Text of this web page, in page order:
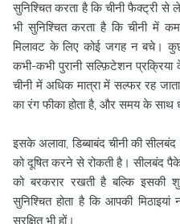
सुनिश्चित करता है कि चीनी फैक्ट्री
भी सुनिश्चित करता है कि चीनी
मिलावट के लिए कोई जगह न बचे।
कभी-कभी पुरानी सल्फ़िटेशन
चीनी में अधिक मात्रा में सल्फर रह
का रंग फीका होता है, और समय के साथ
इसके अलावा, डिब्बाबंद चीनी की
को दूषित करने से रोकती है। सीलबंद
को बरकरार रखती है बल्कि इसकी
सुनिश्चित होता है कि आपकी
सुरक्षित भी हों।